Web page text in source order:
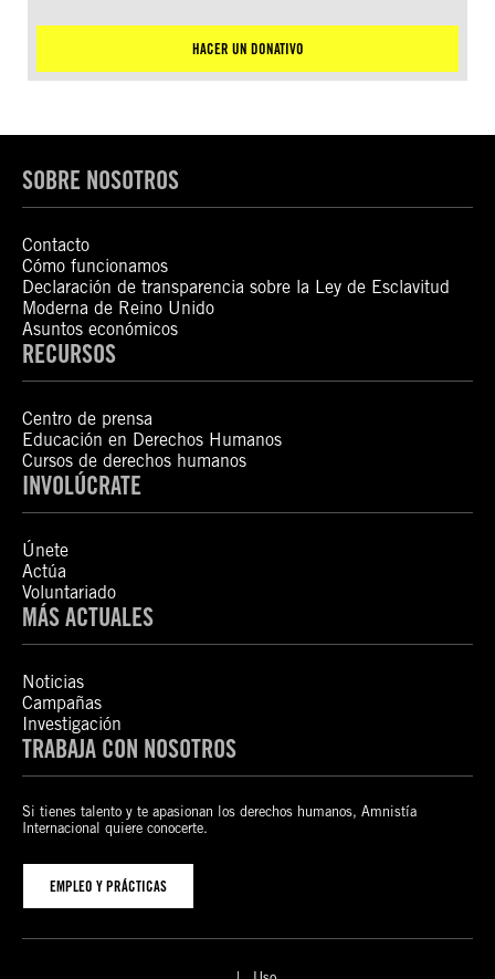
HACER UN DONATIVO
SOBRE NOSOTROS
Contacto
Cómo funcionamos
Declaración de transparencia sobre la Ley de Esclavitud
Moderna de Reino Unido
Asuntos económicos
RECURSOS
Centro de prensa
Educación en Derechos Humanos
Cursos de derechos humanos
INVOLÚCRATE
Únete
Actúa
Voluntariado
MÁS ACTUALES
Noticias
Campañas
Investigación
TRABAJA CON NOSOTROS
Si tienes talento y te apasionan los derechos humanos, Amnistía
Internacional quiere conocerte.
EMPLEO Y PRÁCTICAS